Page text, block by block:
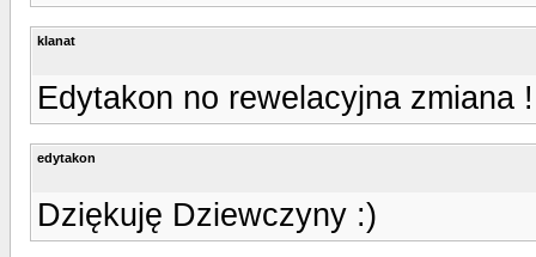
klanat
Edytakon no rewelacyjna zmiana
edytakon
Dziękuję Dziewczyny :)